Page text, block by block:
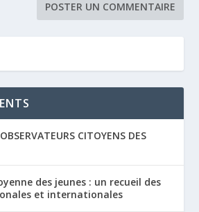
CITOYENS DES
des jeunes : un recueil des
et internationales